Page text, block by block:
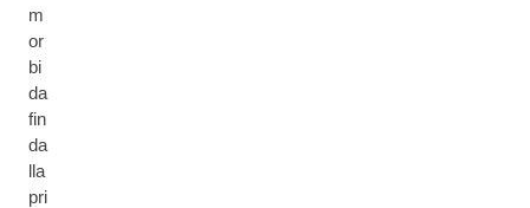
m
or
bi
da
fin
da
lla
pri